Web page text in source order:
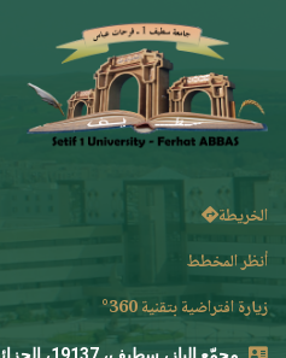
الخريطة
أنظر المخطط
زيارة افتراضية بتقنية 360°